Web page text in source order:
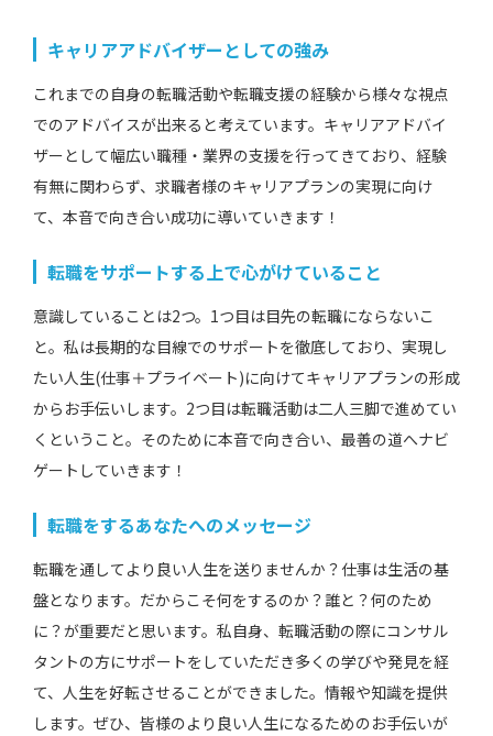
キャリアアドバイザーとしての強み
これまでの自身の転職活動や転職支援の経験から様々な視点
でのアドバイスが出来ると考えています。キャリアアドバイ
ザーとして幅広い職種・業界の支援を行ってきており、経験
有無に関わらず、求職者様のキャリアプランの実現に向け
て、本音で向き合い成功に導いていきます！
転職をサポートする上で心がけていること
意識していることは2つ。1つ目は目先の転職にならないこ
と。私は長期的な目線でのサポートを徹底しており、実現し
たい人生(仕事＋プライベート)に向けてキャリアプランの形成
からお手伝いします。2つ目は転職活動は二人三脚で進めてい
くということ。そのために本音で向き合い、最善の道へナビ
ゲートしていきます！
転職をするあなたへのメッセージ
転職を通してより良い人生を送りませんか？仕事は生活の基
盤となります。だからこそ何をするのか？誰と？何のため
に？が重要だと思います。私自身、転職活動の際にコンサル
タントの方にサポートをしていただき多くの学びや発見を経
て、人生を好転させることができました。情報や知識を提供
します。ぜひ、皆様のより良い人生になるためのお手伝いが